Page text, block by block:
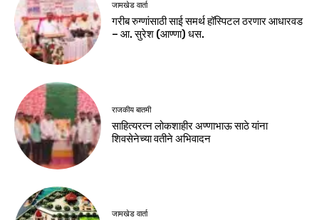
जामखेड वार्ता
गरीब रुग्णांसाठी साई समर्थ हॉस्पिटल ठरणार आधारवड
– आ. सुरेश (आण्णा) धस.
राजकीय बातमी
साहित्यरत्न लोकशाहीर अण्णाभाऊ साठे यांना
शिवसेनेच्या वतीने अभिवादन
जामखेड वार्ता